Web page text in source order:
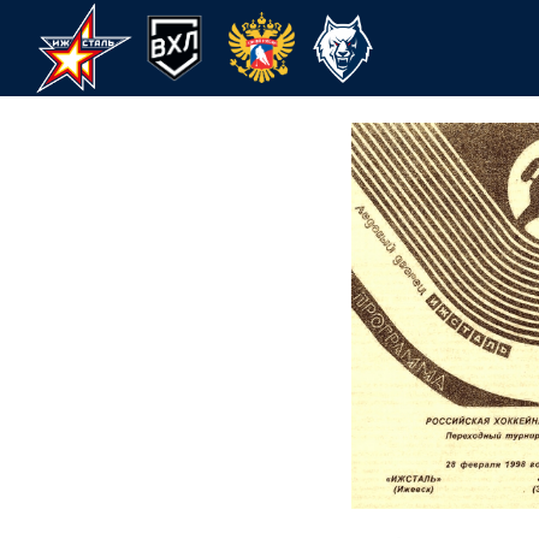
НМХК Прогресс
28